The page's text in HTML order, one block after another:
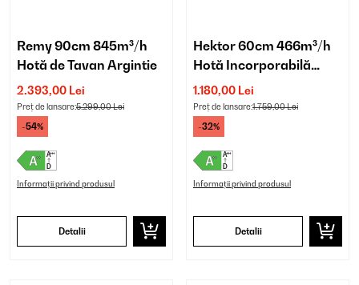
Remy 90cm 845m³/h
Hotă de Tavan Argintie
2.393,00 Lei
Preț de lansare:5.299,00 Lei
-54%
Informații privind produsul
Detalii
Hektor 60cm 466m³/h
Hotă Incorporabilă
Negru
1.180,00 Lei
Preț de lansare:1.759,00 Lei
-32%
Informații privind produsul
Detalii